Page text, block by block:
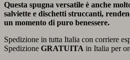
Questa spugna versatile è anche
salviette e dischetti struccanti,
un momento di puro benessere.
Spedizione in tutta Italia con corriere
Spedizione GRATUITA in Italia per